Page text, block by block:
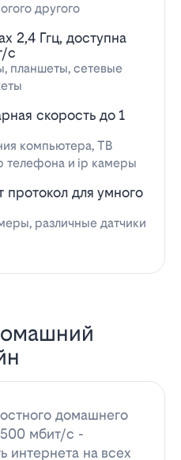
другого
2,4 Ггц, доступна
с
планшеты, сетевые
скорость до 1
компьютера, ТВ
телефона и ip камеры
для умного
различные датчики
домашнего
мбит/с -
интернета на всех